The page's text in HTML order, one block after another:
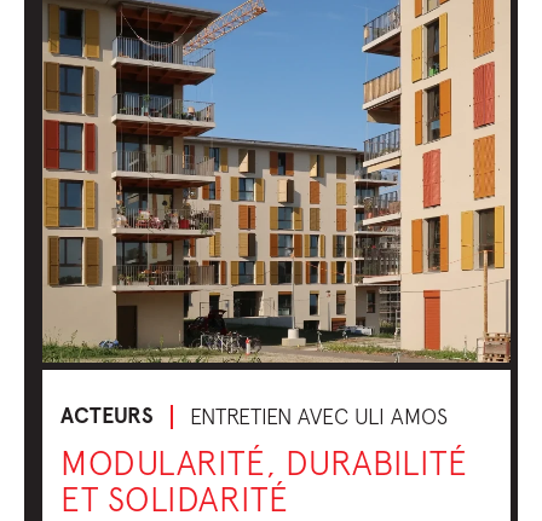
ACTEURS ENTRETIEN AVEC ULI AMOS
MODULARITÉ, DURABILITÉ
ET SOLIDARITÉ